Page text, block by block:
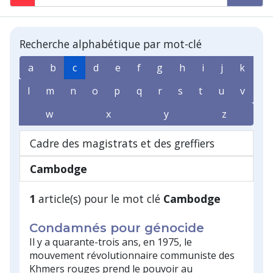
Recherche alphabétique par mot-clé
a b c d e f g h i j
k
l
m n o p q r s t u
v
w
x y z
Cadre des magistrats et des greffiers
Cambodge
1 article(s) pour le mot clé Cambodge
Condamnés pour génocide
Il y a quarante-trois ans, en 1975, le
mouvement révolutionnaire communiste des
Khmers rouges prend le pouvoir au